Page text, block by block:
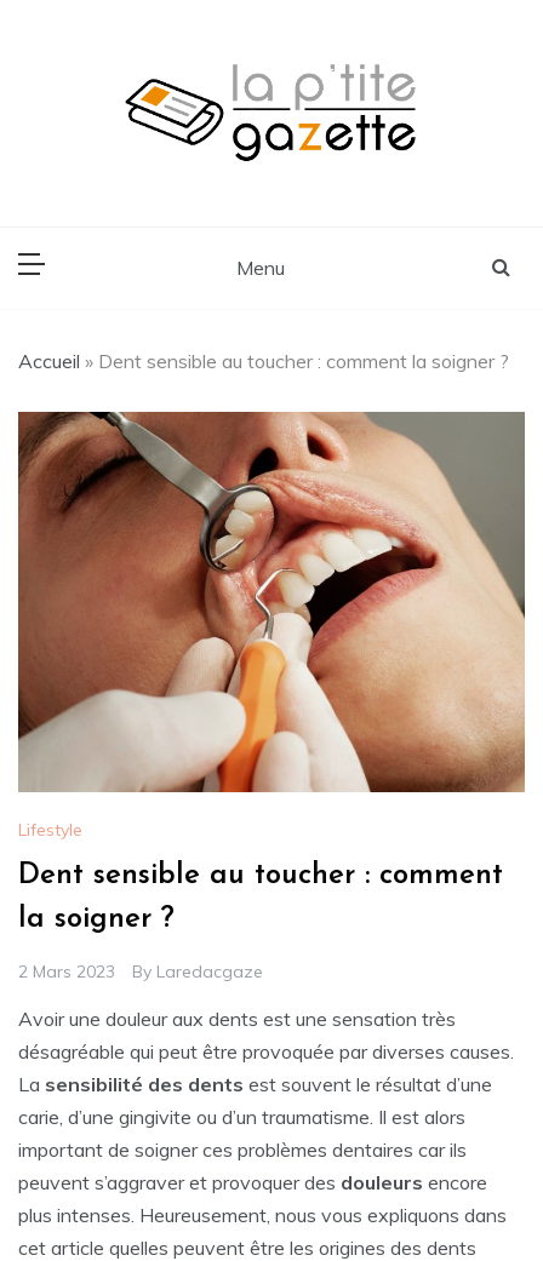
Menu
Accueil » Dent sensible au toucher : comment la soigner ?
Lifestyle
Dent sensible au toucher : comment
la soigner ?
2 Mars 2023 By Laredacgaze
Avoir une douleur aux dents est une sensation très
désagréable qui peut être provoquée par diverses causes.
La sensibilité des dents est souvent le résultat d’une
carie, d’une gingivite ou d’un traumatisme. Il est alors
important de soigner ces problèmes dentaires car ils
peuvent s’aggraver et provoquer des douleurs encore
plus intenses. Heureusement, nous vous expliquons dans
cet article quelles peuvent être les origines des dents